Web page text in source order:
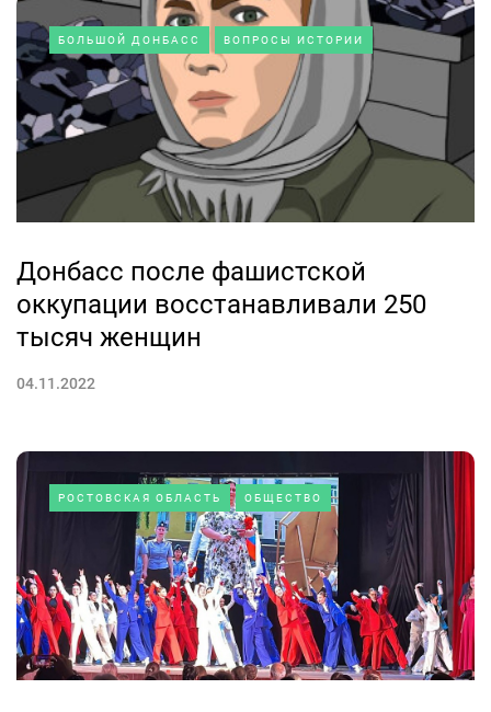
БОЛЬШОЙ ДОНБАСС ВОПРОСЫ ИСТОРИИ
Донбасс после фашистской
оккупации восстанавливали 250
тысяч женщин
04.11.2022
РОСТОВСКАЯ ОБЛАСТЬ ОБЩЕСТВО